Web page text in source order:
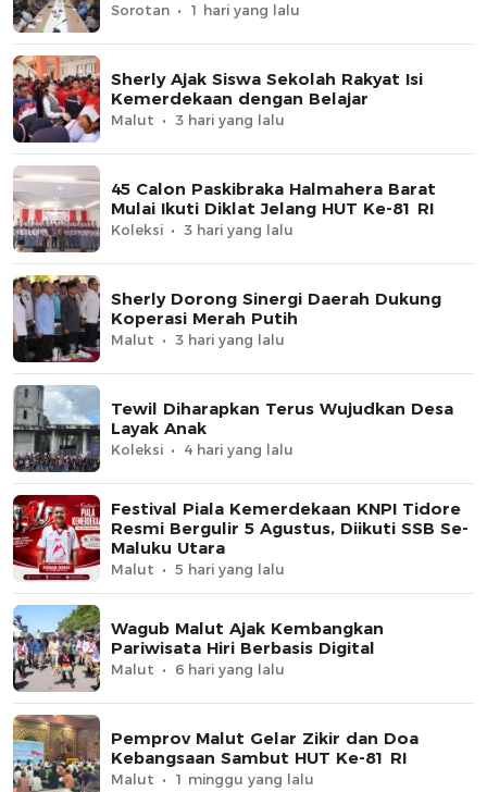
Sorotan 1 hari yang lalu
Sherly Ajak Siswa Sekolah Rakyat Isi
Kemerdekaan dengan Belajar
Malut 3 hari yang lalu
45 Calon Paskibraka Halmahera Barat
Mulai Ikuti Diklat Jelang HUT Ke-81 RI
Koleksi 3 hari yang lalu
Sherly Dorong Sinergi Daerah Dukung
Koperasi Merah Putih
Malut 3 hari yang lalu
Tewil Diharapkan Terus Wujudkan Desa
Layak Anak
Koleksi 4 hari yang lalu
Festival Piala Kemerdekaan KNPI Tidore
Resmi Bergulir 5 Agustus, Diikuti SSB Se-
Maluku Utara
Malut 5 hari yang lalu
Wagub Malut Ajak Kembangkan
Pariwisata Hiri Berbasis Digital
Malut 6 hari yang lalu
Pemprov Malut Gelar Zikir dan Doa
Kebangsaan Sambut HUT Ke-81 RI
Malut 1 minggu yang lalu